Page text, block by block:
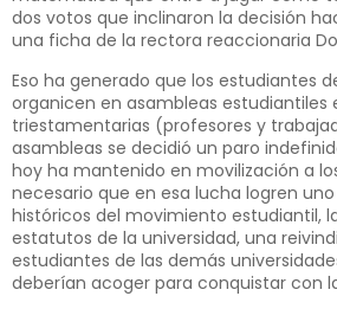
dos votos que inclinaron la decisión
una ficha de la rectora reaccionaria
Eso ha generado que los estudiantes
organicen en asambleas estudiantiles
triestamentarias (profesores y
asambleas se decidió un paro
hoy ha mantenido en movilización a
necesario que en esa lucha logren
históricos del movimiento estudiantil,
estatutos de la universidad, una
estudiantes de las demás
deberían acoger para conquistar con